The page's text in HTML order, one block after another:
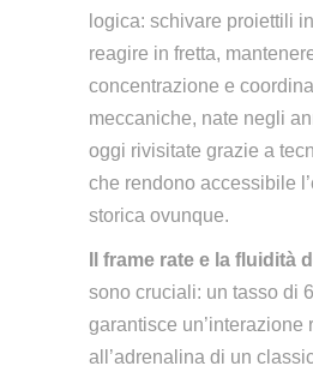
logica: schivare proiettili
reagire in fretta,
concentrazione e
meccaniche, nate negli
oggi rivisitate grazie a
che rendono accessibile
storica ovunque.
Il frame rate e la fluidità
sono cruciali: un tasso di
garantisce un’interazione
all’adrenalina di un